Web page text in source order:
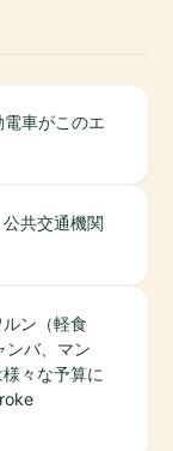
車がこのエ
共交通機関
ン（軽食
ンバ、マン
々な予算に